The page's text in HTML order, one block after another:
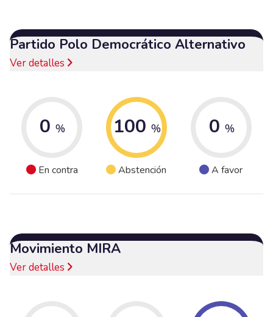
Partido Polo Democrático Alternativo
Ver detalles
0 %
En contra
100 %
Abstención
0 %
A favor
Movimiento MIRA
Ver detalles